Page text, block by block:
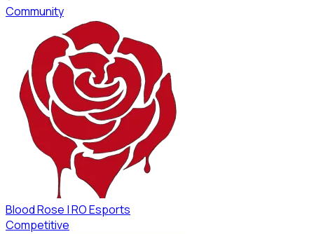
Community
Blood Rose | RO Esports
Competitive